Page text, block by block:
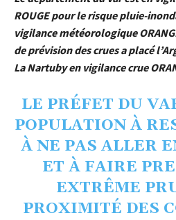
ROUGE pour le risque pluie-
vigilance météorologique
de prévision des crues a placé
La Nartuby en vigilance crue
LE PRÉFET DU
POPULATION À
À NE PAS ALLER
ET À FAIRE
EXTRÊME
PROXIMITÉ DES